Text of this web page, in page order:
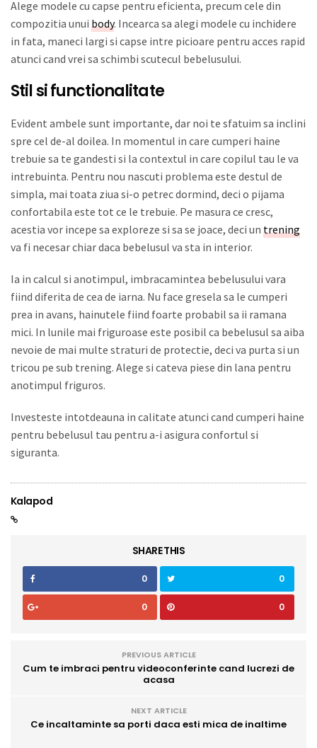
Alege modele cu capse pentru eficienta, precum cele din
compozitia unui body. Incearca sa alegi modele cu inchidere
in fata, maneci largi si capse intre picioare pentru acces rapid
atunci cand vrei sa schimbi scutecul bebelusului.
Stil si functionalitate
Evident ambele sunt importante, dar noi te sfatuim sa inclini
spre cel de-al doilea. In momentul in care cumperi haine
trebuie sa te gandesti si la contextul in care copilul tau le va
intrebuinta. Pentru nou nascuti problema este destul de
simpla, mai toata ziua si-o petrec dormind, deci o pijama
confortabila este tot ce le trebuie. Pe masura ce cresc,
acestia vor incepe sa exploreze si sa se joace, deci un trening
va fi necesar chiar daca bebelusul va sta in interior.
Ia in calcul si anotimpul, imbracamintea bebelusului vara
fiind diferita de cea de iarna. Nu face gresela sa le cumperi
prea in avans, hainutele fiind foarte probabil sa ii ramana
mici. In lunile mai friguroase este posibil ca bebelusul sa aiba
nevoie de mai multe straturi de protectie, deci va purta si un
tricou pe sub trening. Alege si cateva piese din lana pentru
anotimpul friguros.
Investeste intotdeauna in calitate atunci cand cumperi haine
pentru bebelusul tau pentru a-i asigura confortul si
siguranta.
Kalapod
SHARE THIS
0 0
0 0
PREVIOUS ARTICLE
Cum te imbraci pentru videoconferinte cand lucrezi de
acasa
NEXT ARTICLE
Ce incaltaminte sa porti daca esti mica de inaltime